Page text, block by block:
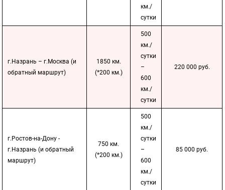
км./
сутки
г.Назрань – г.Москва (и
обратный маршрут)
1850 км.
(*200 км.)
500
км./
сутки
–
600
км./
сутки
220 000 руб.
г.Ростов-на-Дону -
г.Назрань (и обратный
маршрут)
750 км.
(*200 км.)
500
км./
сутки
–
600
км./
сутки
85 000 руб.